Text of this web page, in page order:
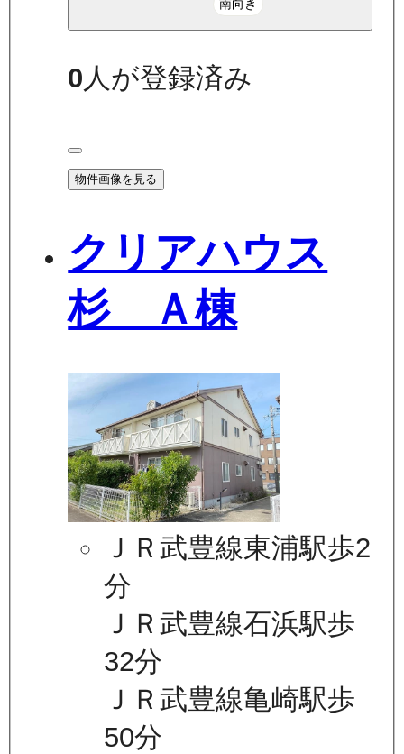
南向き
0 人が登録済み
物件画像を見る
クリアハウス
杉 Ａ棟
ＪＲ武豊線東浦駅歩2
分
ＪＲ武豊線石浜駅歩
32分
ＪＲ武豊線亀崎駅歩
50分